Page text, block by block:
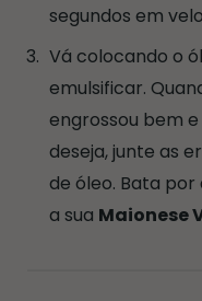
segundos em
Vá colocando o
emulsificar.
engrossou bem
deseja, junte as
de óleo. Bata
a sua Maionese